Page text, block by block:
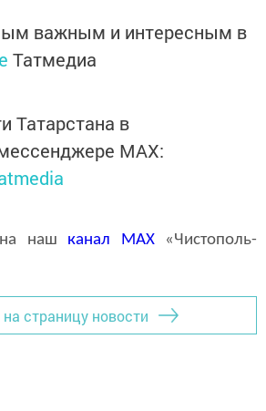
важным и интересным в
Татмедиа
Татарстана в
MАХ:
на наш канал MAX«Чистополь-
страницу новости